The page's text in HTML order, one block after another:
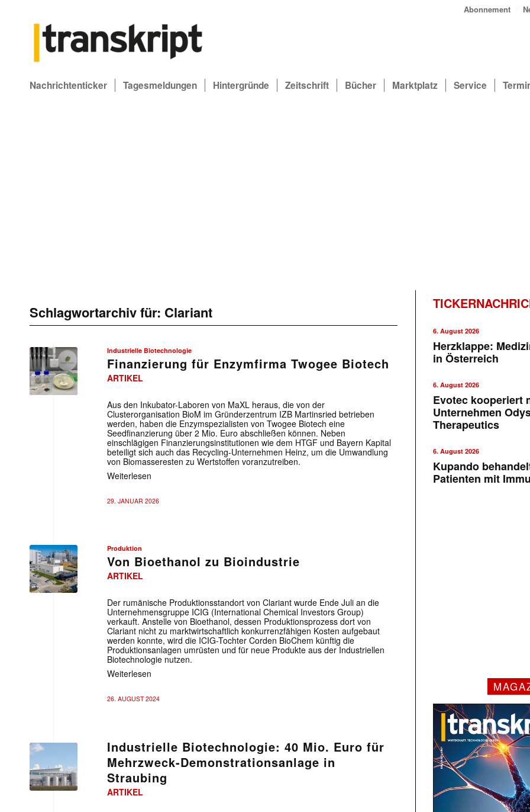
Abonnement
Nachrichtenticker Tagesmeldungen Hintergründe Zeitschrift Bücher Marktplatz Service
Schlagwortarchiv für: Clariant
Industrielle Biotechnologie
Finanzierung für Enzymfirma Twogee Biotech
ARTIKEL
Aus den Inkubator-Laboren von MaXL heraus, die von der
Clusterorganisation BioM im Gründerzentrum IZB Martinsried betrieben
werden, haben die Enzymspezialisten von Twogee Biotech eine
Seedfinanzierung über 2 Mio. Euro abschließen können. Neben
einschlägigen Finanzierungsinstitutionen wie dem HTGF und Bayern Kapital
beteiligt sich auch das Recycling-Unternehmen Heinz, um die Umwandlung
von Biomasseresten zu Wertstoffen voranzutreiben.
Weiterlesen
29. JANUAR 2026
Produktion
Von Bioethanol zu Bioindustrie
ARTIKEL
Der rumänische Produktionsstandort von Clariant wurde Ende Juli an die
Unternehmensgruppe ICIG (International Chemical Investors Group)
verkauft. Anstelle von Bioethanol, dessen Produktionsprozess dort von
Clariant nicht zu marktwirtschaftlich konkurrenzfähigen Kosten aufgebaut
werden konnte, wird die ICIG-Tochter Corden BioChem künftig die
Produktionsanlagen umrüsten und für neue Produkte aus der Industriellen
Biotechnologie nutzen.
Weiterlesen
26. AUGUST 2024
Industrielle Biotechnologie: 40 Mio. Euro für
Mehrzweck-Demonstrationsanlage in
Straubing
ARTIKEL
6. August 2026
Herzklappe:
in Österreich
6. August 2026
Evotec kooperiert
Unternehmen
Therapeutics
6. August 2026
Kupando
Patienten mit